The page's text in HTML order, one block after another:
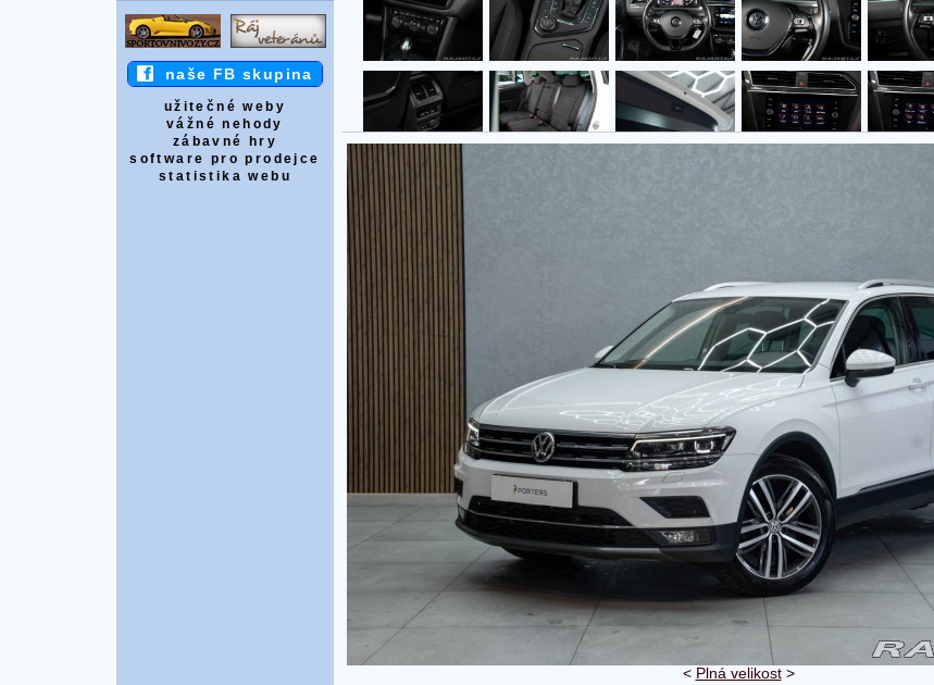
naše FB skupina
užitečné weby
vážné nehody
zábavné hry
software pro prodejce
statistika webu
< Plná velikost>